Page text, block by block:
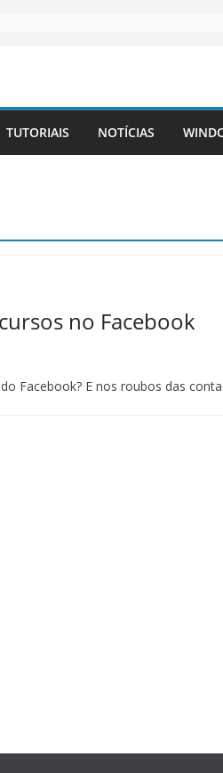
TUTORIAIS NOTÍCIAS
no Facebook
Facebook? E nos roubos das